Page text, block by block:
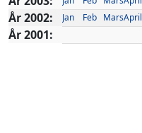
År 2002: Jan Feb MarsApril
År 2001: